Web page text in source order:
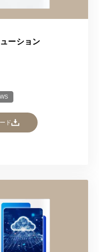
ーション
ド